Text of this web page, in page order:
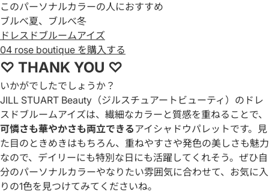
このパーソナルカラーの人におすすめ
ブルべ夏、ブルべ冬
ドレスドブルームアイズ
04 rose boutique を購入する
♡ THANK YOU ♡
いかがでしたでしょうか？
JILL STUART Beauty（ジルスチュアートビューティ）のドレ
スドブルームアイズは、繊細なカラーと質感を重ねることで、
可憐さも華やかさも両立できる アイシャドウパレットです。見
た目のときめきはもちろん、重ねやすさや発色の美しさも魅力
なので、デイリーにも特別な日にも活躍してくれそう。ぜひ自
分のパーソナルカラーやなりたい雰囲気に合わせて、お気に入
りの1色を見つけてみてくださいね。